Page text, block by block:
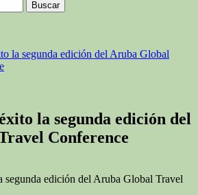
la segunda edición del Aruba Global
la segunda edición del
Conference